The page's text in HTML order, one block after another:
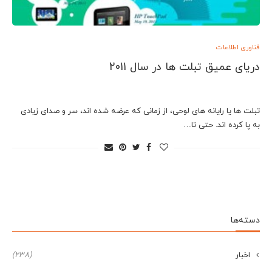
فناوری اطلاعات
دریای عمیق تبلت ها در سال 2011
تبلت ها یا رایانه های لوحی، از زمانی که عرضه شده اند، سر و صدای زیادی
به پا کرده اند. حتی تا…
دسته‌ها
اخبار (238)